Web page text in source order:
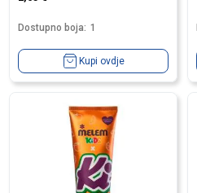
Dostupno boja: 1
Kupi ovdje